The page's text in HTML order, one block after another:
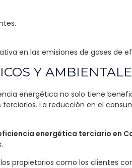
en las emisiones de gases
Y
energética no solo tiene
La reducción en el
energética terciario en
propietarios como los clientes